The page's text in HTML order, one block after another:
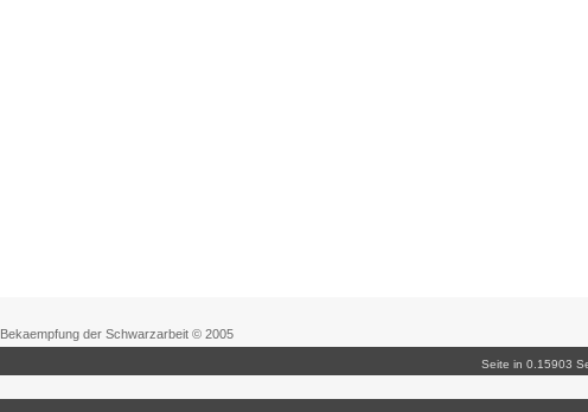
Bekaempfung der Schwarzarbeit © 2005
Seite in 0.15903